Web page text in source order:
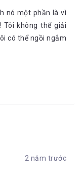
nó một phần là vì
Tôi không thể giải
có thể ngồi ngắm
2 năm trước